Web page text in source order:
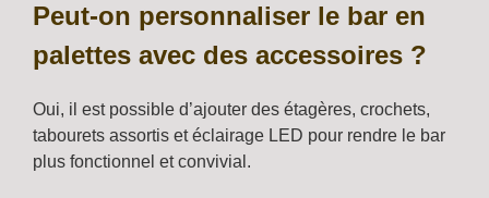
Peut-on personnaliser le bar en
palettes avec des accessoires ?
Oui, il est possible d’ajouter des étagères, crochets,
tabourets assortis et éclairage LED pour rendre le bar
plus fonctionnel et convivial.